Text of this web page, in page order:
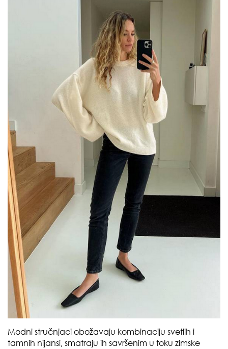
Modni stručnjaci obožavaju kombinaciju svetlih i
tamnih nijansi, smatraju ih savršenim u toku zimske